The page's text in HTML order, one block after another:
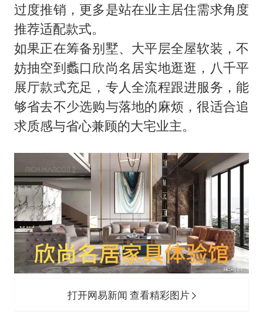
过度推销，更多是站在业主居住需求角度
推荐适配款式。
如果正在筹备别墅、大平层全屋软装，不
妨抽空到蠡口欣尚名居实地逛逛，八千平
展厅款式充足，专人全流程跟进服务，能
够省去不少选购与落地的麻烦，很适合追
求质感与省心兼顾的大宅业主。
打开网易新闻 查看精彩图片